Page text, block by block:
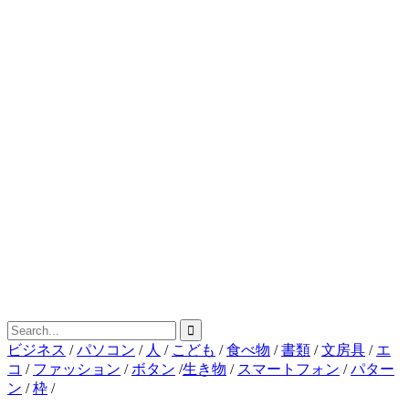
ビジネス /パソコン / 人 / こども /食べ物 /書類 /文房具 / エ
コ / ファッション / ボタン /生き物 / スマートフォン /パター
ン /枠 /